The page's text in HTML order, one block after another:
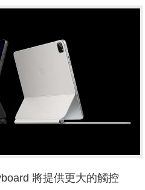
將提供更大的觸控